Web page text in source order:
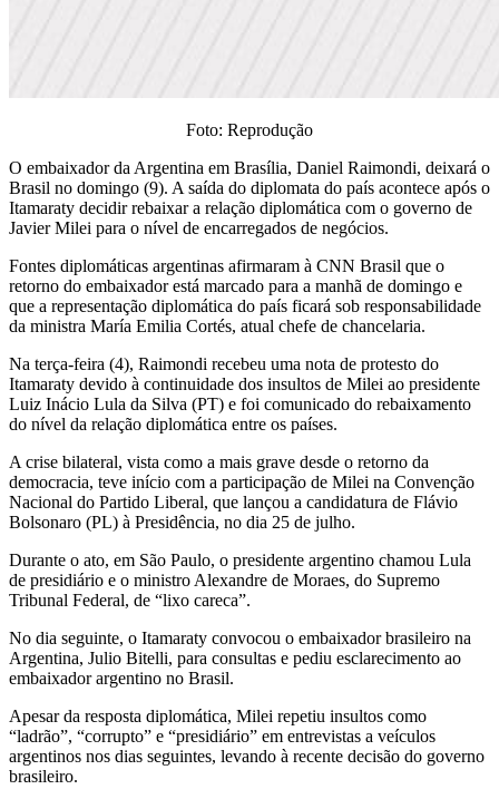
Foto: Reprodução
O embaixador da Argentina em Brasília, Daniel Raimondi, deixará o
Brasil no domingo (9). A saída do diplomata do país acontece após o
Itamaraty decidir rebaixar a relação diplomática com o governo de
Javier Milei para o nível de encarregados de negócios.
Fontes diplomáticas argentinas afirmaram à CNN Brasil que o
retorno do embaixador está marcado para a manhã de domingo e
que a representação diplomática do país ficará sob responsabilidade
da ministra María Emilia Cortés, atual chefe de chancelaria.
Na terça-feira (4), Raimondi recebeu uma nota de protesto do
Itamaraty devido à continuidade dos insultos de Milei ao presidente
Luiz Inácio Lula da Silva (PT) e foi comunicado do rebaixamento
do nível da relação diplomática entre os países.
A crise bilateral, vista como a mais grave desde o retorno da
democracia, teve início com a participação de Milei na Convenção
Nacional do Partido Liberal, que lançou a candidatura de Flávio
Bolsonaro (PL) à Presidência, no dia 25 de julho.
Durante o ato, em São Paulo, o presidente argentino chamou Lula
de presidiário e o ministro Alexandre de Moraes, do Supremo
Tribunal Federal, de “lixo careca”.
No dia seguinte, o Itamaraty convocou o embaixador brasileiro na
Argentina, Julio Bitelli, para consultas e pediu esclarecimento ao
embaixador argentino no Brasil.
Apesar da resposta diplomática, Milei repetiu insultos como
“ladrão”, “corrupto” e “presidiário” em entrevistas a veículos
argentinos nos dias seguintes, levando à recente decisão do governo
brasileiro.